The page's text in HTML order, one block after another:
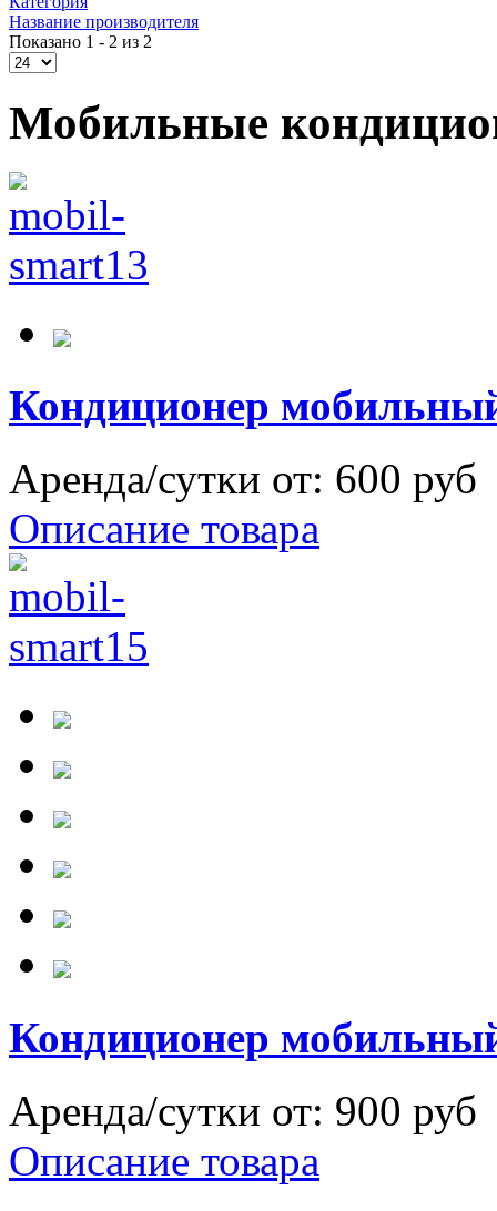
Название производителя
Показано 1 - 2 из 2
Мобильные
Кондиционер
Аренда/сутки от: 600 руб
Описание товара
Кондиционер
Аренда/сутки от: 900 руб
Описание товара